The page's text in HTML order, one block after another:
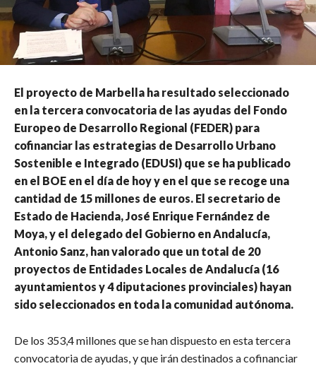
El proyecto de Marbella ha resultado seleccionado
en la tercera convocatoria de las ayudas del Fondo
Europeo de Desarrollo Regional (FEDER) para
cofinanciar las estrategias de Desarrollo Urbano
Sostenible e Integrado (EDUSI) que se ha publicado
en el BOE en el día de hoy y en el que se recoge una
cantidad de 15 millones de euros. El secretario de
Estado de Hacienda, José Enrique Fernández de
Moya, y el delegado del Gobierno en Andalucía,
Antonio Sanz, han valorado que un total de 20
proyectos de Entidades Locales de Andalucía (16
ayuntamientos y 4 diputaciones provinciales) hayan
sido seleccionados en toda la comunidad autónoma.
De los 353,4 millones que se han dispuesto en esta tercera
convocatoria de ayudas, y que irán destinados a cofinanciar